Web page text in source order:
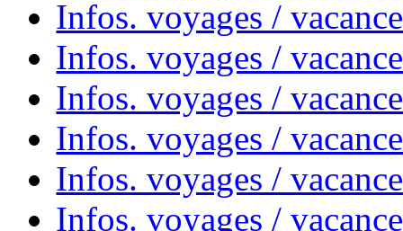
Infos. voyages /
Infos. voyages /
Infos. voyages /
Infos. voyages /
Infos. voyages /
Infos. voyages /